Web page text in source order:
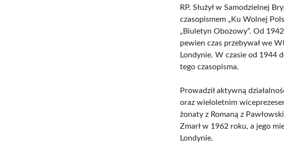
RP. Służył w Samodzielnej
czasopismem „Ku Wolnej
„Biuletyn Obozowy”. Od
pewien czas przebywał we
Londynie. W czasie od 1944
tego czasopisma.
Prowadził aktywną
oraz wieloletnim
żonaty z Romaną z
Zmarł w 1962 roku, a jego
Londynie.